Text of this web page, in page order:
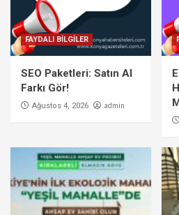
FAYDALI BİLGİLER
SEO Paketleri: Satın Al
Farkı Gör!
Ağustos 4, 2026 admin